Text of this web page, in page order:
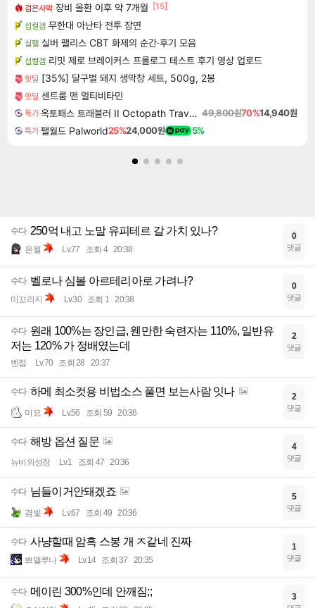
검은사막 장비 올환 이후 약 7개월 [15]
섭컬겜 무한대 아난타 전투 장면
실팰 실버 팰리스 CBT 화제의 순간·후기 모음
섭컬겜 리밋 제로 브레이커스 프롤로그 테스트 후기 영상 업로드
핫딜 [35%] 달구벌 돼지 생막창 세트, 500g, 2봉
핫딜 센트룸 맨 멀티비타민
특가 옥토패스 트래블러 II Octopath Traveler II 49,800원70%14,940원
특가 팰월드 Palworld25%24,000원 5%
수다 250억 내고 노말 유피테르 갈 가치 있나?
은윌 Lv.77 조회 4 20:38
0
댓글
수다 벨로나 심볼 아르테리아로 가려나?
미꼬라지 Lv.30 조회 1 20:38
0
댓글
수다 원래 100%는 장인급, 웬만한 숙련자는 110%, 일반유
저는 120% 가 정배였는데
벤접 Lv.70 조회 28 20:37
2
댓글
수다 하메 최소컷용 비법소스 풀면 보는사람 잇나
미요 Lv.56 조회 59 20:36
2
댓글
수다 해방 옵션 질문
뉴비의성장 Lv.1 조회 47 20:36
4
댓글
수다 님들이거안돼겠죠
겸빛 Lv.67 조회 49 20:36
5
댓글
수다 사냥할때 암흑 스봉 개 ㅈ같네 진짜
쁘델루나 Lv.14 조회 37 20:35
1
댓글
수다 메이린 300%인데 안깨짐;; 3